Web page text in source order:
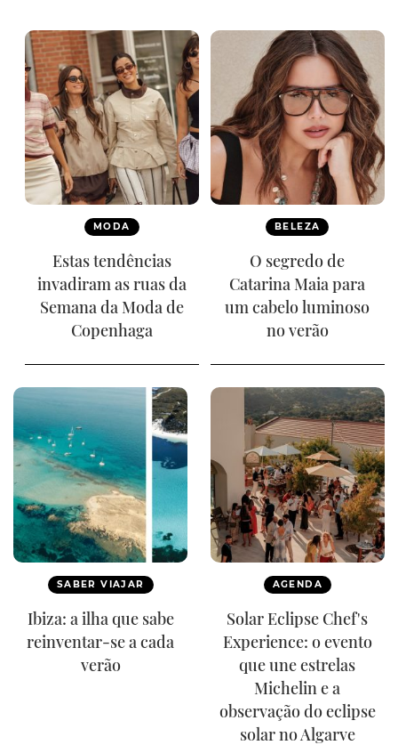
MODA
Estas tendências
invadiram as ruas da
Semana da Moda de
Copenhaga
BELEZA
O segredo de
Catarina Maia para
um cabelo luminoso
no verão
SABER VIAJAR
Ibiza: a ilha que sabe
reinventar-se a cada
verão
AGENDA
Solar Eclipse Chef's
Experience: o evento
que une estrelas
Michelin e a
observação do eclipse
solar no Algarve